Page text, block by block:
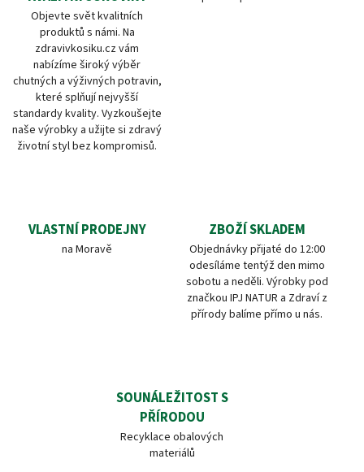
Objevte svět kvalitních
produktů s námi. Na
zdravivkosiku.cz vám
nabízíme široký výběr
chutných a výživných potravin,
které splňují nejvyšší
standardy kvality. Vyzkoušejte
naše výrobky a užijte si zdravý
životní styl bez kompromisů.
VLASTNÍ PRODEJNY
na Moravě
ZBOŽÍ SKLADEM
Objednávky přijaté do 12:00
odesíláme tentýž den mimo
sobotu a neděli. Výrobky pod
značkou IPJ NATUR a Zdraví z
přírody balíme přímo u nás.
SOUNÁLEŽITOST S
PŘÍRODOU
Recyklace obalových
materiálů